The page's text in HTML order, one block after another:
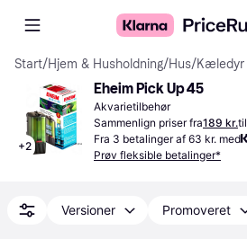
Start/Hjem & Husholdning/Hus/Kæledyr
+2
Eheim Pick Up 45
Akvarietilbehør
Sammenlign priser fra189 kr.til
Fra 3 betalinger af 63 kr. med
Prøv fleksible betalinger*
Versioner Promoveret